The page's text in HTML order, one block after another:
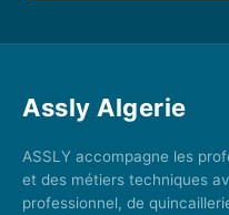
Assly Algerie
ASSLY accompagne les
et des métiers techniques
professionnel, de